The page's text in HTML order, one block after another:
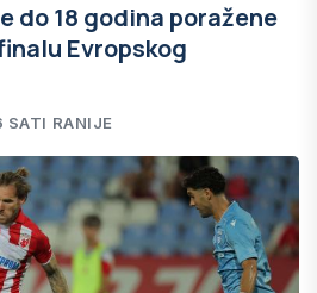
do 18 godina poražene
Evropskog
SATI RANIJE